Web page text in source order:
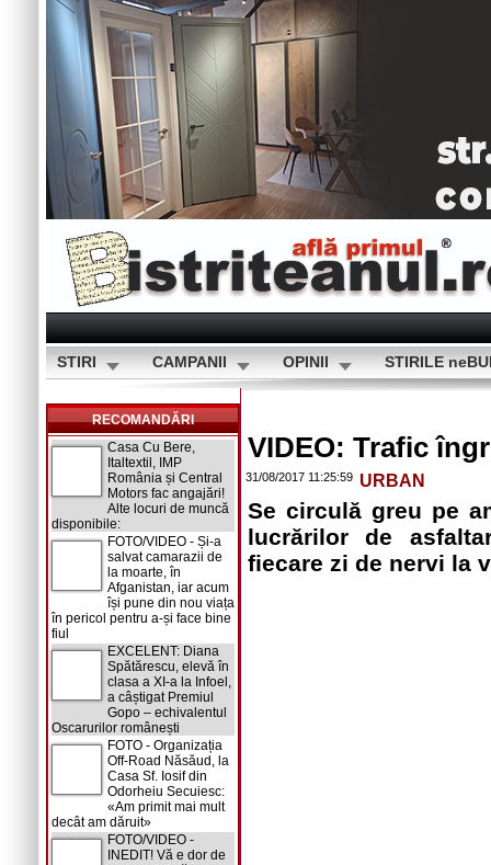
STIRI CAMPANII OPINII STIRILE
RECOMANDĂRI
Casa Cu Bere,
Italtextil, IMP
România și Central
Motors fac angajări!
Alte locuri de muncă
disponibile:
FOTO/VIDEO - Și-a
salvat camarazii de
la moarte, în
Afganistan, iar acum
își pune din nou viața
în pericol pentru a-și face bine
fiul
EXCELENT: Diana
Spătărescu, elevă în
clasa a XI-a la Infoel,
a câștigat Premiul
Gopo – echivalentul
Oscarurilor românești
FOTO - Organizația
Off-Road Năsăud, la
Casa Sf. Iosif din
Odorheiu Secuiesc:
«Am primit mai mult
decât am dăruit»
FOTO/VIDEO -
INEDIT! Vă e dor de
VIDEO: Trafic
31/08/2017 11:25:59 URBAN
Se circulă greu pe
lucrărilor de
fiecare zi de nervi la